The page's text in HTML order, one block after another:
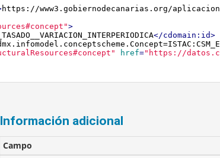
Información adicional
Campo